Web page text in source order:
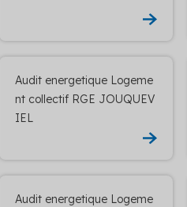
Audit energetique Logeme
nt collectif RGE JOUQUEV
IEL
Audit energetique Logeme